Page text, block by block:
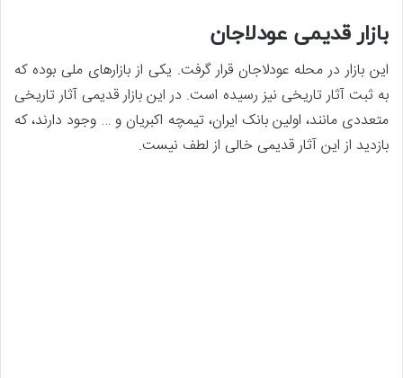
بازار قدیمی عودلاجان
این بازار در محله عودلاجان قرار گرفت. یکی از بازارهای ملی بوده که
به ثبت آثار تاریخی نیز رسیده است. در این بازار قدیمی آثار تاریخی
متعددی مانند، اولین بانک ایران، تیمچه اکبریان و … وجود دارند، که
بازدید از این آثار قدیمی خالی از لطف نیست.